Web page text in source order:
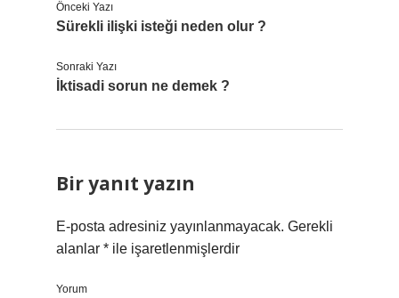
Önceki Yazı
Sürekli ilişki isteği neden olur ?
Sonraki Yazı
İktisadi sorun ne demek ?
Bir yanıt yazın
E-posta adresiniz yayınlanmayacak. Gerekli
alanlar * ile işaretlenmişlerdir
Yorum